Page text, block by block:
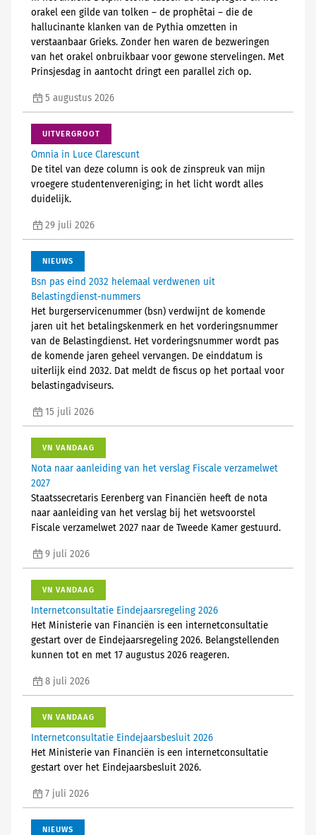
orakel een gilde van tolken – de prophētai – die de
hallucinante klanken van de Pythia omzetten in
verstaanbaar Grieks. Zonder hen waren de bezweringen
van het orakel onbruikbaar voor gewone stervelingen. Met
Prinsjesdag in aantocht dringt een parallel zich op.
5 augustus 2026
UITVERGROOT
Omnia in Luce Clarescunt
De titel van deze column is ook de zinspreuk van mijn
vroegere studentenvereniging; in het licht wordt alles
duidelijk.
29 juli 2026
NIEUWS
Bsn pas eind 2032 helemaal verdwenen uit
Belastingdienst-nummers
Het burgerservicenummer (bsn) verdwijnt de komende
jaren uit het betalingskenmerk en het vorderingsnummer
van de Belastingdienst. Het vorderingsnummer wordt pas
de komende jaren geheel vervangen. De einddatum is
uiterlijk eind 2032. Dat meldt de fiscus op het portaal voor
belastingadviseurs.
15 juli 2026
VN VANDAAG
Nota naar aanleiding van het verslag Fiscale verzamelwet
2027
Staatssecretaris Eerenberg van Financiën heeft de nota
naar aanleiding van het verslag bij het wetsvoorstel
Fiscale verzamelwet 2027 naar de Tweede Kamer gestuurd.
9 juli 2026
VN VANDAAG
Internetconsultatie Eindejaarsregeling 2026
Het Ministerie van Financiën is een internetconsultatie
gestart over de Eindejaarsregeling 2026. Belangstellenden
kunnen tot en met 17 augustus 2026 reageren.
8 juli 2026
VN VANDAAG
Internetconsultatie Eindejaarsbesluit 2026
Het Ministerie van Financiën is een internetconsultatie
gestart over het Eindejaarsbesluit 2026.
7 juli 2026
NIEUWS